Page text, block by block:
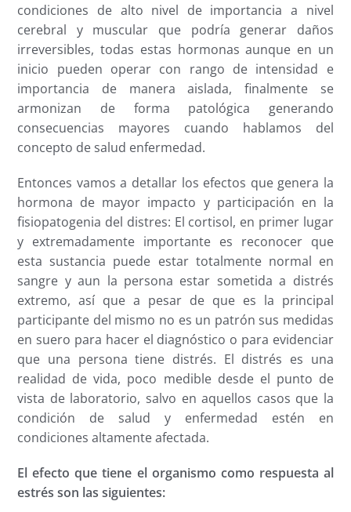
condiciones de alto nivel de importancia a nivel
cerebral y muscular que podría generar daños
irreversibles, todas estas hormonas aunque en un
inicio pueden operar con rango de intensidad e
importancia de manera aislada, finalmente se
armonizan de forma patológica generando
consecuencias mayores cuando hablamos del
concepto de salud enfermedad.
Entonces vamos a detallar los efectos que genera la
hormona de mayor impacto y participación en la
fisiopatogenia del distres: El cortisol, en primer lugar
y extremadamente importante es reconocer que
esta sustancia puede estar totalmente normal en
sangre y aun la persona estar sometida a distrés
extremo, así que a pesar de que es la principal
participante del mismo no es un patrón sus medidas
en suero para hacer el diagnóstico o para evidenciar
que una persona tiene distrés. El distrés es una
realidad de vida, poco medible desde el punto de
vista de laboratorio, salvo en aquellos casos que la
condición de salud y enfermedad estén en
condiciones altamente afectada.
El efecto que tiene el organismo como respuesta al
estrés son las siguientes: